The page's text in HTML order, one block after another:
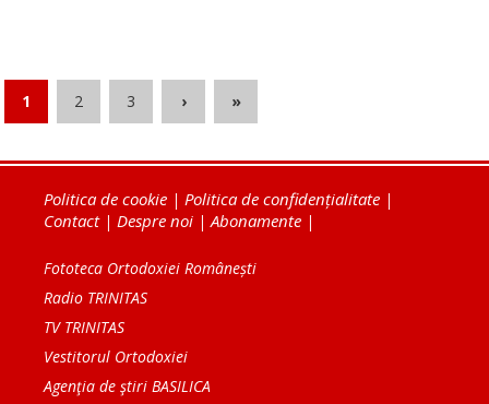
1 2 3 › »
Politica de cookie | Politica de confidențialitate |
Contact| Despre noi |Abonamente |
Fototeca Ortodoxiei Românești
Radio TRINITAS
TV TRINITAS
Vestitorul Ortodoxiei
Agenţia de ştiri BASILICA